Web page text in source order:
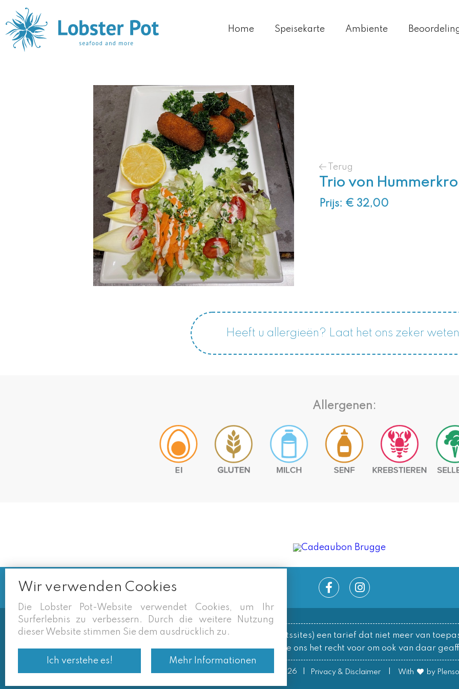
Home Speisekarte Ambiente
Terug
Trio von
Prijs: € 32,00
Heeft u allergieën? Laat het ons zeker
Allergenen:
Soms vermelden derden sites (google/overzichtssites) een tarief dat niet meer van
eigen site zijn geldig. Desondanks behouden we ons het recht voor om ook van daar
© Lobster Pot 2026 Privacy & Disclaimer With by Plenso
Wir verwenden Cookies
Die Lobster Pot-Website verwendet Cookies, um Ihr
Surferlebnis zu verbessern. Durch die weitere Nutzung
dieser Website stimmen Sie dem ausdrücklich zu.
Ich verstehe es! Mehr Informationen